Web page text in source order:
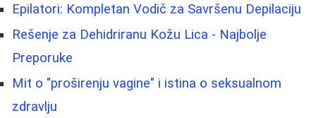
Epilatori: Kompletan Vodič za Savršenu Depilaciju
Rešenje za Dehidriranu Kožu Lica - Najbolje
Preporuke
Mit o "proširenju vagine" i istina o seksualnom
zdravlju